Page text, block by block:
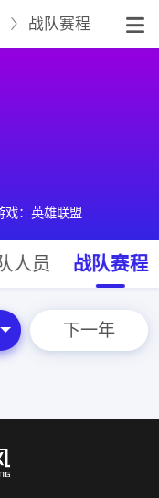
战队赛程
戏：英雄联盟
人员 战队赛程
下一年